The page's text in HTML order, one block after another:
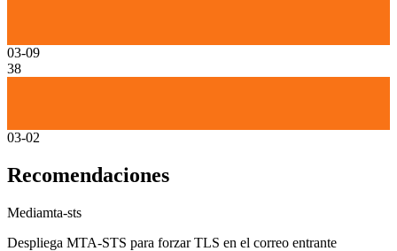
03-09
38
03-02
Recomendaciones
Mediamta-sts
Despliega MTA-STS para forzar TLS en el correo entrante